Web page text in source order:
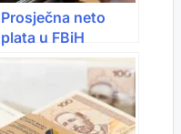
Prosječna neto
plata u FBiH
porasla na 1.594
KM: Rast od 16% u
2025. godini